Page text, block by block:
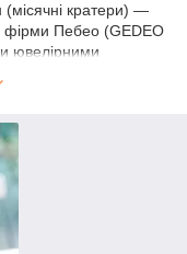
кратери) ―
фірми Пебео (GEDEO
ювелірними